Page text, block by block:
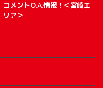
コメントO.A.情報！＜宮崎エ
リア＞